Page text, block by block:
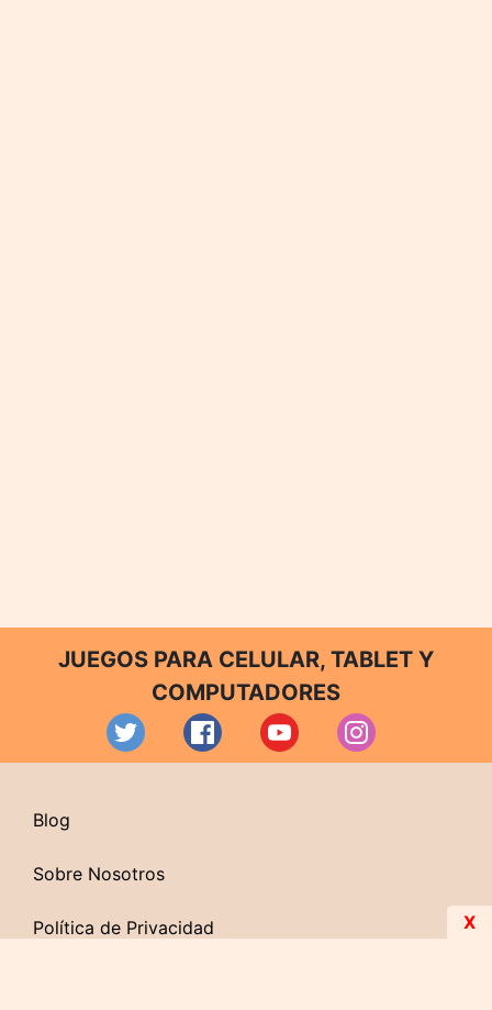
JUEGOS PARA CELULAR, TABLET Y
COMPUTADORES
Blog
Sobre Nosotros
Política de Privacidad X